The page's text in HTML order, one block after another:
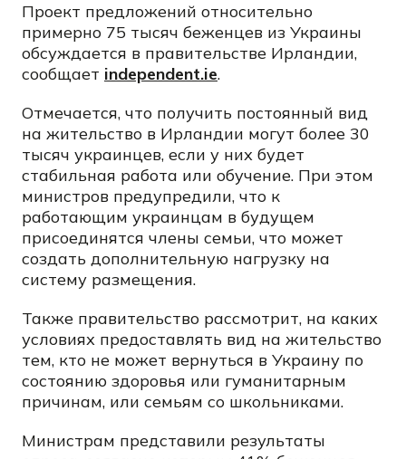
Проект предложений относительно
примерно 75 тысяч беженцев из Украины
обсуждается в правительстве Ирландии,
сообщает independent.ie.
Отмечается, что получить постоянный вид
на жительство в Ирландии могут более 30
тысяч украинцев, если у них будет
стабильная работа или обучение. При этом
министров предупредили, что к
работающим украинцам в будущем
присоединятся члены семьи, что может
создать дополнительную нагрузку на
систему размещения.
Также правительство рассмотрит, на каких
условиях предоставлять вид на жительство
тем, кто не может вернуться в Украину по
состоянию здоровья или гуманитарным
причинам, или семьям со школьниками.
Министрам представили результаты